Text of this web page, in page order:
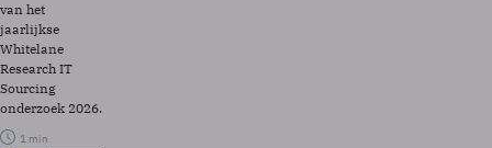
van het
jaarlijkse
Whitelane
Research IT
Sourcing
onderzoek 2026.
1 min